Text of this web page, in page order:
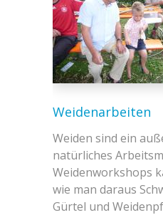
Weidenarbeiten
Weiden sind ein
natürliches
Weidenworkshops
wie man daraus
Gürtel und